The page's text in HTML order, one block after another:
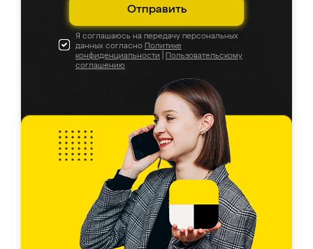
Отправить
Я соглашаюсь на передачу персональных
данных согласно Политике
конфиденциальности
Пользовательскому
соглашению